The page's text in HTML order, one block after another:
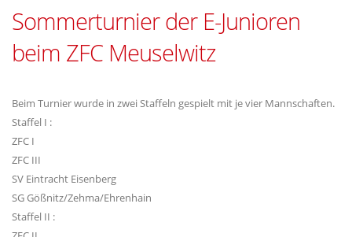
Sommerturnier der E-Junioren
beim ZFC Meuselwitz
Beim Turnier wurde in zwei Staffeln gespielt mit je vier Mannschaften.
Staffel I :
ZFC I
ZFC III
SV Eintracht Eisenberg
SG Gößnitz/Zehma/Ehrenhain
Staffel II :